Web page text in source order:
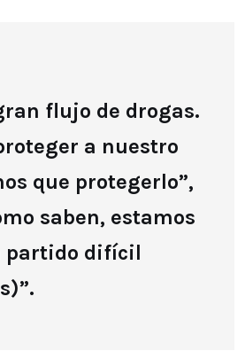
flujo de drogas.
a nuestro
que protegerlo”,
saben, estamos
partido difícil